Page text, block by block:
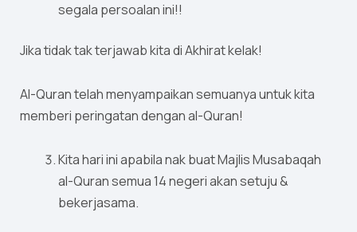
segala persoalan ini!!
Jika tidak tak terjawab kita di Akhirat kelak!
Al-Quran telah menyampaikan semuanya untuk kita
memberi peringatan dengan al-Quran!
Kita hari ini apabila nak buat Majlis Musabaqah
al-Quran semua 14 negeri akan setuju &
bekerjasama.